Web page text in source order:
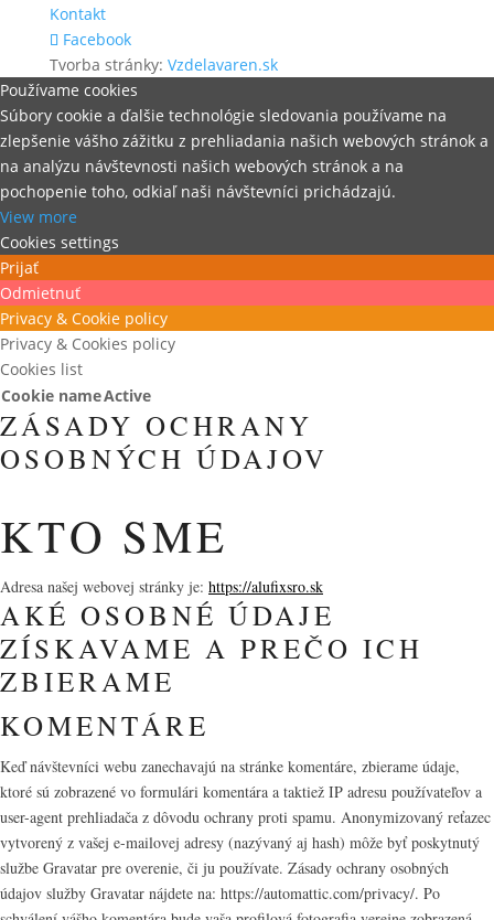
Kontakt
Facebook
Tvorba stránky: Vzdelavaren.sk
Používame cookies
Súbory cookie a ďalšie technológie sledovania používame na
zlepšenie vášho zážitku z prehliadania našich webových stránok a
na analýzu návštevnosti našich webových stránok a na
pochopenie toho, odkiaľ naši návštevníci prichádzajú.
View more
Cookies settings
Prijať
Odmietnuť
Privacy & Cookie policy
Privacy & Cookies policy
Cookies list
Cookie nameActive
ZÁSADY OCHRANY
OSOBNÝCH ÚDAJOV
KTO SME
Adresa našej webovej stránky je: https://alufixsro.sk
AKÉ OSOBNÉ ÚDAJE
ZÍSKAVAME A PREČO ICH
ZBIERAME
KOMENTÁRE
Keď návštevníci webu zanechavajú na stránke komentáre, zbierame údaje,
ktoré sú zobrazené vo formulári komentára a taktiež IP adresu používateľov a
user-agent prehliadača z dôvodu ochrany proti spamu. Anonymizovaný reťazec
vytvorený z vašej e-mailovej adresy (nazývaný aj hash) môže byť poskytnutý
službe Gravatar pre overenie, či ju používate. Zásady ochrany osobných
údajov služby Gravatar nájdete na: https://automattic.com/privacy/. Po